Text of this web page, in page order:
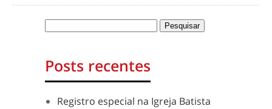
Posts recentes
Registro especial na Igreja Batista